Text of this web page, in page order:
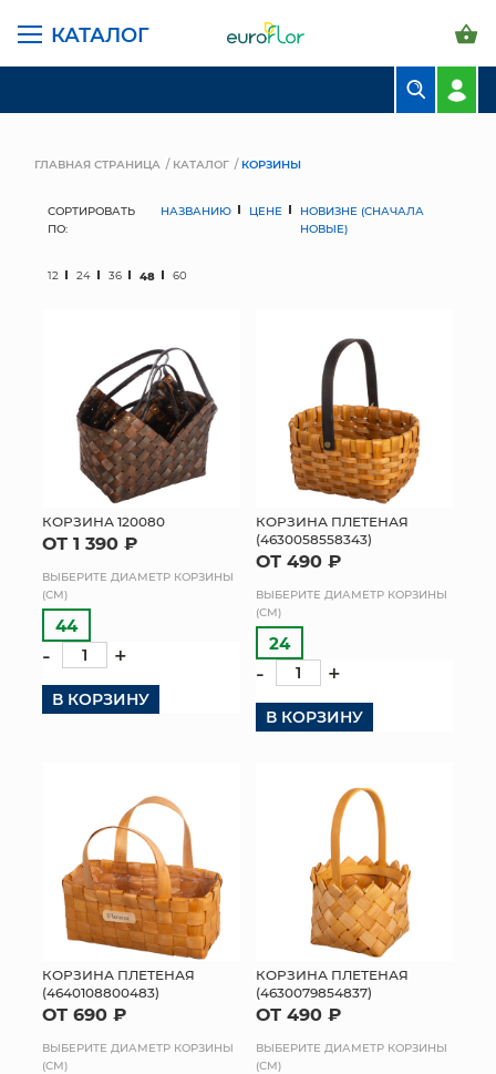
КАТАЛОГ
ГРУНТЫ И УДОБРЕНИЯ
ПРЕДМЕТЫ ИНТЕРЬЕРА
МЯГКИЕ ИГРУШКИ
КОРЗИНЫ
ЯЩИКИ
СУНДУКИ
ИСКУССТВЕННЫЕ ЦВЕТЫ
ПОДАРОЧНЫЕ КАРТЫ
ТОРГОВЫЙ ЦЕНТР
ОПТОВЫМ КЛИЕНТАМ
ДОСТАВКА И ОПЛАТА
КОНТАКТЫ
ГЛАВНАЯ СТРАНИЦА КАТАЛОГ КОРЗИНЫ
СОРТИРОВАТЬ
ПО:
НАЗВАНИЮ ЦЕНЕ
НОВИЗНЕ (СНАЧАЛА
НОВЫЕ)
12 24 36 48 60
КОРЗИНА 120080
ОТ 1 390 ₽
ВЫБЕРИТЕ ДИАМЕТР КОРЗИНЫ
(СМ)
44
- +
В КОРЗИНУ
КОРЗИНА ПЛЕТЕНАЯ
(4630058558343)
ОТ 490 ₽
ВЫБЕРИТЕ ДИАМЕТР КОРЗИНЫ
(СМ)
24
- +
В КОРЗИНУ
КОРЗИНА ПЛЕТЕНАЯ
(4640108800483)
ОТ 690 ₽
ВЫБЕРИТЕ ДИАМЕТР КОРЗИНЫ
(СМ)
КОРЗИНА ПЛЕТЕНАЯ
(4630079854837)
ОТ 490 ₽
ВЫБЕРИТЕ ДИАМЕТР КОРЗИНЫ
(СМ)